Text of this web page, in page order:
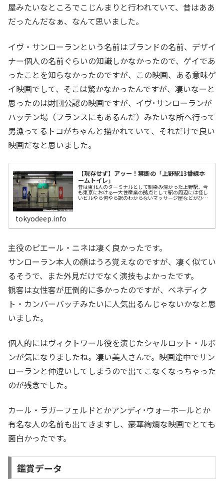
屋みたいなところでこじんまりと行われていて、昔はああ
だったんだなぁ、なんて思いました。
イヴ・サンローランという名前はブランドの名前、デザイ
ナー個人の名前ぐらいの知識しかなかったので、ゲイであ
ったことを知らなかったのですが、この映画、ある意味ゲ
イ映画でして、そこは驚かなかったんですが、凄いなーと
思ったのは財団公認の映画ですが、イヴ･サンローランが
ハッテン場（フランスにもあるんだ）みたいな所へ行って
男漁ってるトコがちゃんと描かれていて、それだけで良い
映画だなと思いました。
【現存せず】アッー！禁断の「上野駅13番線ホ
ームトイレ」
昔は東北人のターミナルとして馴染み深かった上野駅、今
も東京における一大性産業の拠点として駅の周辺には怪し
いビルやら何やら訳のわからないマッサージ屋などがひし
めいている暗黒街。
tokyodeep.info
主役のピエール・ニネは凄く良かったです。
サンローラン本人の顔はうろ覚えなのですが、凄く似てい
るそうで、また外見だけでなく演技もよかったです。
観客は女性客が圧倒的に多かったのですが、ベネディク
ト・カンバーバッチみたいに人気出るんじゃないかなと思
いました。
個人的にはヴィクトワール役を演じたシャルロット・ルボ
ンが気になりましたね。凄い美人さんで。映画途中でサン
ローランと仲違いしてしまうので出てこなくなっちゃった
のが残念でした。
カール・ラガーフェルドとかアンディ･ウォーホールとか
有名な人の名前も出てきますし、豪華絢爛な映画でとても
面白かったです。
鑑賞データ